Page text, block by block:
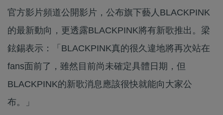
官方影片頻道公開影片，公布旗下藝人BLACKPINK
的最新動向，更透露BLACKPINK將有新歌推出。梁
鉉錫表示：「BLACKPINK真的很久違地將再次站在
fans面前了，雖然目前尚未確定具體日期，但
BLACKPINK的新歌消息應該很快就能向大家公
布。」